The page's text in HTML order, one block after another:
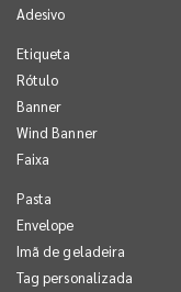
Adesivo
Etiqueta
Rótulo
Banner
Wind Banner
Faixa
Pasta
Envelope
Imã de geladeira
Tag personalizada